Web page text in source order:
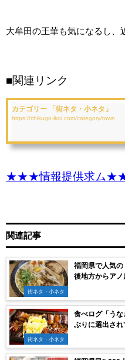
大牟田の王華も気になるし、
■関連リンク
カテゴリー 「街ネタ・小ネタ」
https://chikugo-ikoi.com/category/town
★★★情報提供求ム
関連記事
街ネタ・小ネタ
福岡県で人気
後地方からア
街ネタ・小ネタ
食べログ「う
ぶりに選出され